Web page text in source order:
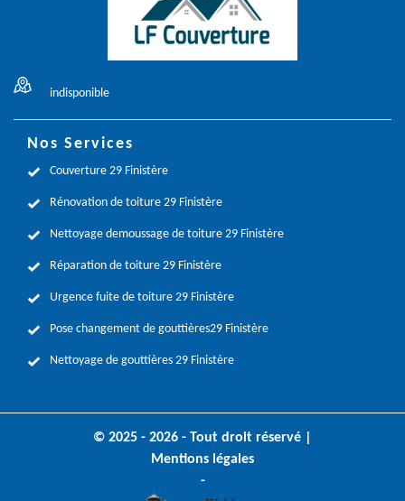
indisponible
Nos Services
Couverture 29 Finistère
Rénovation de toiture 29 Finistère
Nettoyage demoussage de toiture 29 Finistère
Réparation de toiture 29 Finistère
Urgence fuite de toiture 29 Finistère
Pose changement de gouttières29 Finistère
Nettoyage de gouttières 29 Finistère
© 2025 - 2026 - Tout droit réservé |
Mentions légales
-